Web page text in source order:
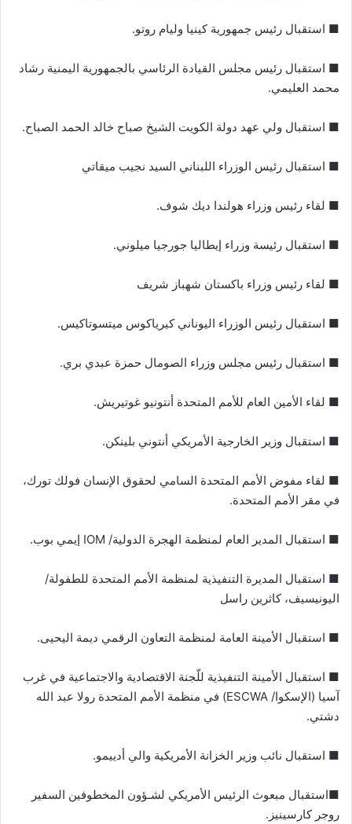
■ استقبال رئيس جمهورية كينيا وليام روتو.
■ استقبال رئيس مجلس القيادة الرئاسي بالجمهورية اليمنية رشاد
محمد العليمي.
■ استقبال ولي عهد دولة الكويت الشيخ صباح خالد الحمد الصباح.
■ استقبال رئيس الوزراء اللبناني السيد نجيب ميقاتي
■ لقاء رئيس وزراء هولندا ديك شوف.
■ استقبال رئيسة وزراء إيطاليا جورجيا ميلوني.
■ لقاء رئيس وزراء باكستان شهباز شريف
■ استقبال رئيس الوزراء اليوناني كيرياكوس ميتسوتاكيس.
■ استقبال رئيس مجلس وزراء الصومال حمزة عبدي بري.
■ لقاء الأمين العام للأمم المتحدة أنتونيو غوتيريش.
■ استقبال وزير الخارجية الأمريكي أنتوني بلينكن.
■ لقاء مفوض الأمم المتحدة السامي لحقوق الإنسان فولك تورك،
في مقر الأمم المتحدة.
■ استقبال المدير العام لمنظمة الهجرة الدولية/ IOM إيمي بوب.
■ استقبال المديرة التنفيذية لمنظمة الأمم المتحدة للطفولة/
اليونيسيف، كاثرين راسل
■ استقبال الأمينة العامة لمنظمة التعاون الرقمي ديمة اليحيى.
■ استقبال الأمينة التنفيذية للّجنة الاقتصادية والاجتماعية في غرب
آسيا (الإسكوا/ ESCWA) في منظمة الأمم المتحدة رولا عبد الله
دشتي.
■ استقبال نائب وزير الخزانة الأمريكية والي أدييمو.
■استقبال مبعوث الرئيس الأمريكي لشـؤون المخطوفين السفير
روجر كارسينيز.